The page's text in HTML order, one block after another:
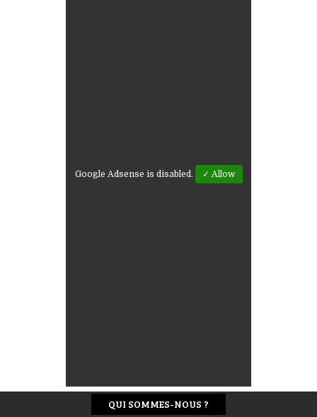
Google Adsense is disabled. ✓ Allow
QUI SOMMES-NOUS ?